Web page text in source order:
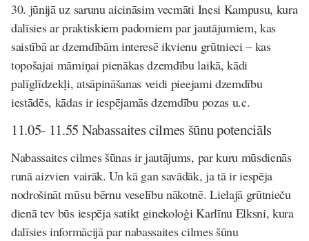
30. jūnijā uz sarunu aicināsim vecmāti Inesi Kampusu, kura
dalīsies ar praktiskiem padomiem par jautājumiem, kas
saistībā ar dzemdībām interesē ikvienu grūtnieci – kas
topošajai māmiņai pienākas dzemdību laikā, kādi
palīglīdzekļi, atsāpināšanas veidi pieejami dzemdību
iestādēs, kādas ir iespējamās dzemdību pozas u.c.
11.05- 11.55 Nabassaites cilmes šūnu potenciāls
Nabassaites cilmes šūnas ir jautājums, par kuru mūsdienās
runā aizvien vairāk. Un kā gan savādāk, ja tā ir iespēja
nodrošināt mūsu bērnu veselību nākotnē. Lielajā grūtnieču
dienā tev būs iespēja satikt ginekoloģi Karlīnu Elksni, kura
dalīsies informācijā par nabassaites cilmes šūnu